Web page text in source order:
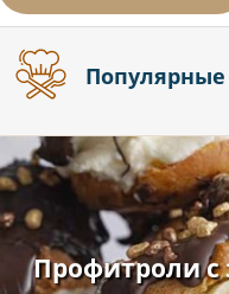
Профитроли с